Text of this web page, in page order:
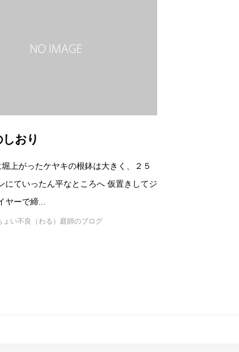
おり
上がったケヤキの根鉢は大きく、２５
にていったん平なところへ 仮置きしてジ
ヤーで締...
ょい不良（わる）庭師のブログ